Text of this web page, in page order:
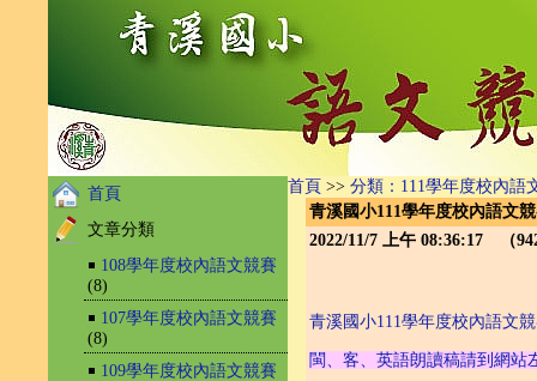
首頁
文章分類
￭ 108學年度校內語文競賽
(8)
￭ 107學年度校內語文競賽
(8)
￭ 109學年度校內語文競賽
首頁 >> 分類：111學年度校內語
青溪國小111學年度校內語文
2022/11/7 上午 08:36:17 （
青溪國小111學年度校內語文
閩、客、英語朗讀稿請到網站